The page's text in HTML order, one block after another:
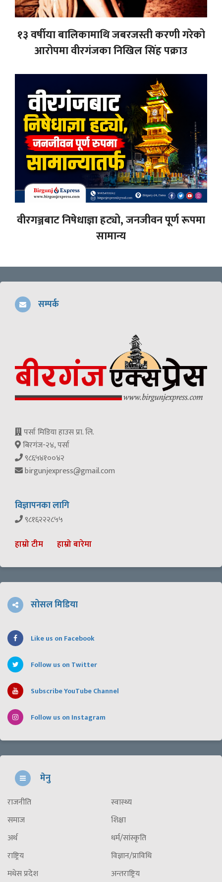
१३ वर्षीया बालिकामाथि जबरजस्ती करणी गरेको
आरोपमा वीरगंजका निखिल सिंह पक्राउ
वीरगञ्जबाट निषेधाज्ञा हट्यो, जनजीवन पूर्ण रूपमा
सामान्य
सम्पर्क
पर्सा मिडिया हाउस प्रा. लि.
बिरगंज-२४, पर्सा
९८६५४१००४२
birgunjexpress@gmail.com
विज्ञापनका लागि
९८१६२२२८५५
हाम्रो टीम हाम्रो बारेमा
सोसल मिडिया
Like us on Facebook
Follow us on Twitter
Subscribe YouTube Channel
Follow us on Instagram
मेनु
राजनीति
समाज
अर्थ
राष्ट्रिय
मधेस प्रदेश
स्वास्थ्य
शिक्षा
धर्म/सांस्कृति
विज्ञान/प्राविधि
अन्तराष्ट्रिय